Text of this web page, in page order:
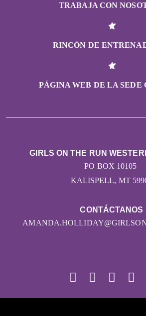
TRABAJA CON
RINCÓN DE
PÁGINA WEB DE LA SEDE
CONTÁCTANOS
GIRLS ON THE RUN
PO BOX 10105
KALISPELL, MT